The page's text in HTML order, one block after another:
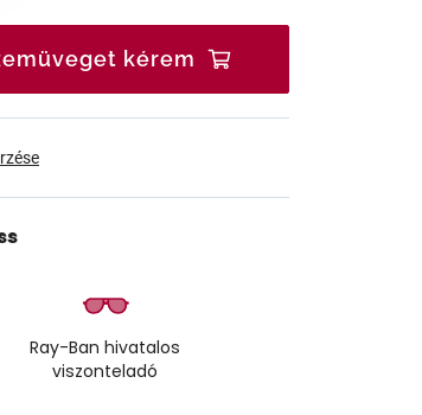
kérem
Ray-Ban hivatalos
viszonteladó